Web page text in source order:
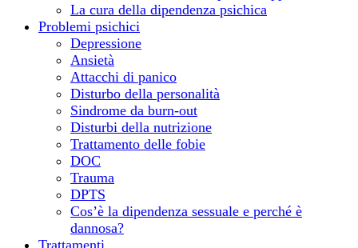
La cura della dipendenza psichica
Problemi psichici
Depressione
Ansietà
Attacchi di panico
Disturbo della personalità
Sindrome da burn-out
Disturbi della nutrizione
Trattamento delle fobie
DOC
Trauma
DPTS
Cos’è la dipendenza sessuale e perché è
dannosa?
Trattamenti